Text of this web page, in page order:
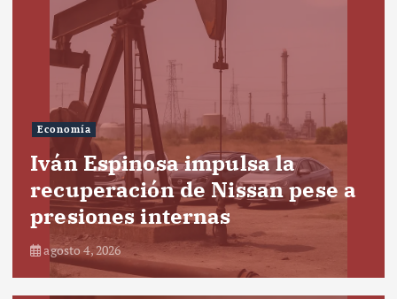
Economía
Iván Espinosa impulsa la
recuperación de Nissan pese a
presiones internas
agosto 4, 2026